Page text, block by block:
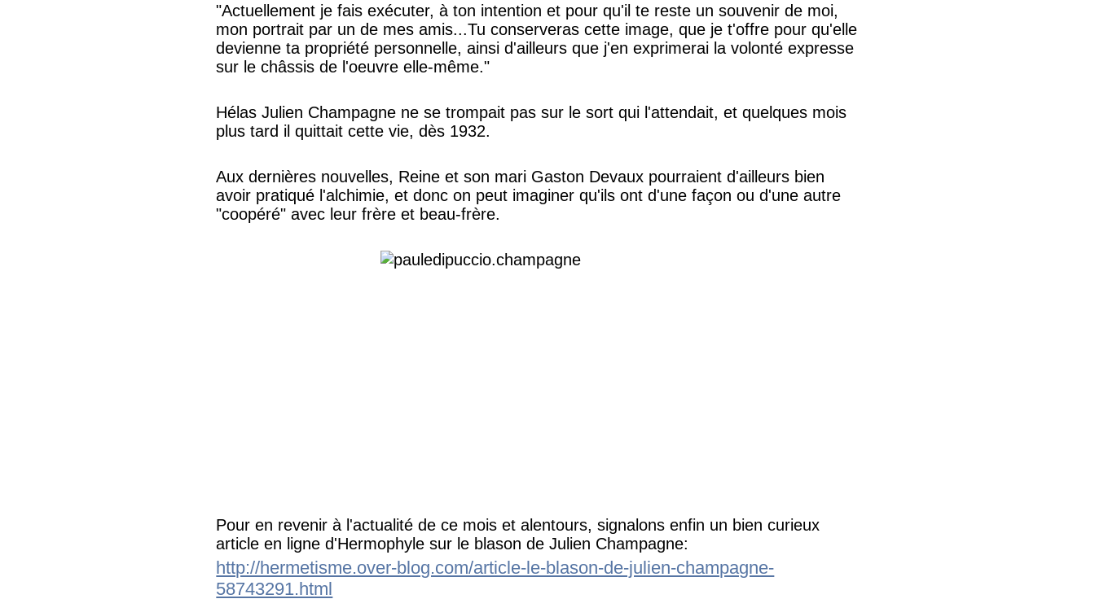
"Actuellement je fais exécuter, à ton intention et pour qu'il te reste un souvenir de moi,
mon portrait par un de mes amis...Tu conserveras cette image, que je t'offre pour qu'elle
devienne ta propriété personnelle, ainsi d'ailleurs que j'en exprimerai la volonté expresse
sur le châssis de l'oeuvre elle-même."
Hélas Julien Champagne ne se trompait pas sur le sort qui l'attendait, et quelques mois
plus tard il quittait cette vie, dès 1932.
Aux dernières nouvelles, Reine et son mari Gaston Devaux pourraient d'ailleurs bien
avoir pratiqué l'alchimie, et donc on peut imaginer qu'ils ont d'une façon ou d'une autre
"coopéré" avec leur frère et beau-frère.
Pour en revenir à l'actualité de ce mois et alentours, signalons enfin un bien curieux
article en ligne d'Hermophyle sur le blason de Julien Champagne:
http://hermetisme.over-blog.com/article-le-blason-de-julien-champagne-
58743291.html